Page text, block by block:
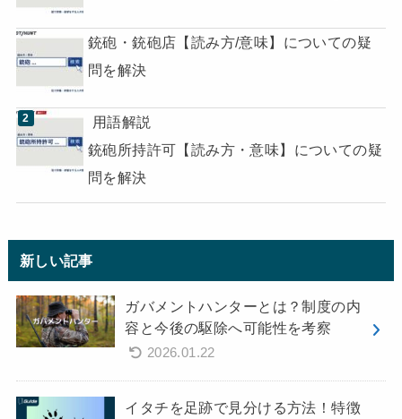
銃砲・銃砲店【読み方/意味】についての疑
問を解決
用語解説
銃砲所持許可【読み方・意味】についての疑
問を解決
新しい記事
ガバメントハンターとは？制度の内
容と今後の駆除へ可能性を考察
2026.01.22
イタチを足跡で見分ける方法！特徴